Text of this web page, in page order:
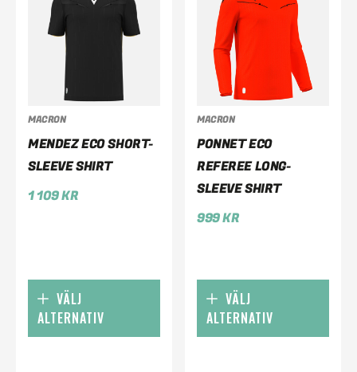
MACRON
MENDEZ ECO SHORT-
SLEEVE SHIRT
1 109KR
VÄLJ
ALTERNATIV
MACRON
PONNET ECO
REFEREE LONG-
SLEEVE SHIRT
999KR
VÄLJ
ALTERNATIV